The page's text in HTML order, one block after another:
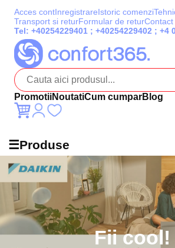
Acces contInregistrareIstoric comenzi
Transport si returFormular de returContact
Tel: +40254229401 ; +40254229402 ; +4
PromotiiNoutatiCum cumparBlog
☰Produse
Fii cool!